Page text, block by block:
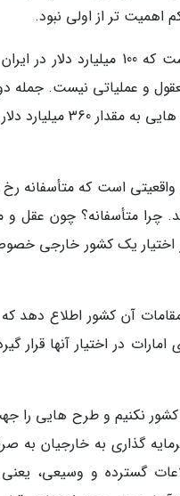
تر از اولی نبود.
جمله اول این بود که اتاق بازرگانی امارات
و عملیاتی نیست. جمله
سرمایه گذاری در اختیار اماراتی
واقعیتی است که
چرا متأسفانه؟ چون عقل
یک کشور خارجی
مقامات آن کشور اطلاع دهد
در اختیار آنها قرار
نکنیم و طرح هایی را
گذاری به خارجیان به صرف
گسترده و وسیعی،